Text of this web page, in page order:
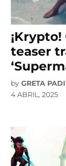
teaser
by GRETA
4 ABRIL, 2025